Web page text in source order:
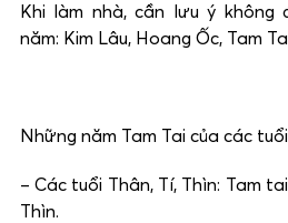
Khi làm nhà, cần lưu ý không
năm: Kim Lâu, Hoang Ốc, Tam
Những năm Tam Tai của các
– Các tuổi Thân, Tí, Thìn: Tam
Thìn.